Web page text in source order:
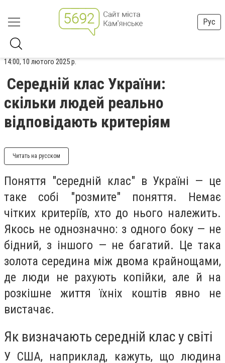
Рус
14:00, 10 лютого 2025 р.
Середній клас України:
скільки людей реально
відповідають критеріям
Читать на русском
Поняття "середній клас" в Україні — це
таке собі "розмите" поняття. Немає
чітких критеріїв, хто до нього належить.
Якось не однозначно: з одного боку — не
бідний, з іншого — не багатий. Це така
золота середина між двома крайнощами,
де люди не рахують копійки, але й на
розкішне життя їхніх коштів явно не
вистачає.
Як визначають середній клас у світі
У США, наприклад, кажуть, що людина